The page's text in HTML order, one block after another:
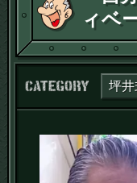
ィベ
カテゴ
坪井